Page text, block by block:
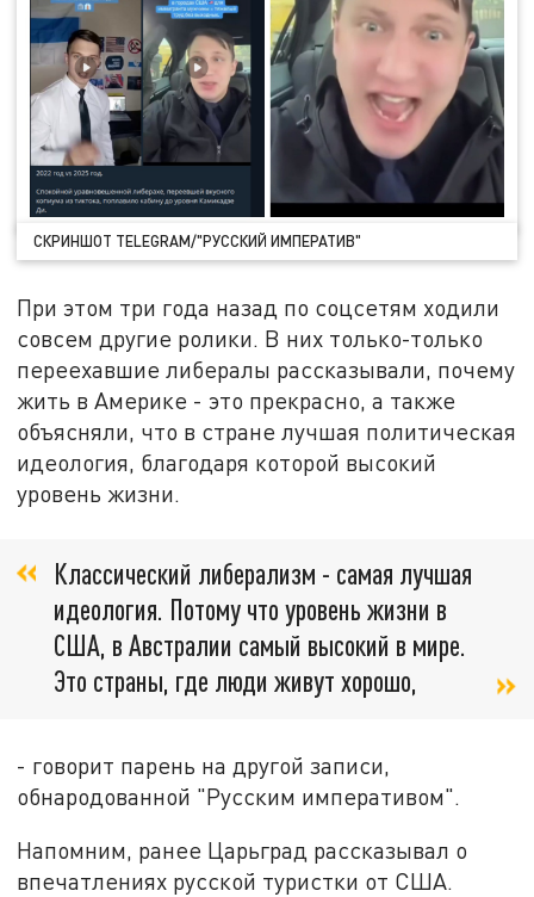
СКРИНШОТ TELEGRAM/"РУССКИЙ ИМПЕРАТИВ"
При этом три года назад по соцсетям ходили
совсем другие ролики. В них только-только
переехавшие либералы рассказывали, почему
жить в Америке - это прекрасно, а также
объясняли, что в стране лучшая политическая
идеология, благодаря которой высокий
уровень жизни.
Классический либерализм - самая лучшая
идеология. Потому что уровень жизни в
США, в Австралии самый высокий в мире.
Это страны, где люди живут хорошо,
- говорит парень на другой записи,
обнародованной "Русским императивом".
Напомним, ранее Царьград рассказывал о
впечатлениях русской туристки от США.